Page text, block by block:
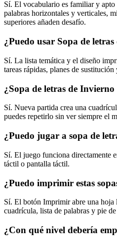
Sí. El vocabulario es familiar y
palabras horizontales y verticales,
superiores añaden desafío.
¿Puedo usar Sopa de
Sí. La lista temática y el diseño
tareas rápidas, planes de
¿Sopa de letras de
Sí. Nueva partida crea una
puedes repetirlo sin ver siempre el
¿Puedo jugar a sopa de
Sí. El juego funciona directamente
táctil o pantalla táctil.
¿Puedo imprimir estas
Sí. El botón Imprimir abre una
cuadrícula, lista de palabras y pie
¿Con qué nivel debería